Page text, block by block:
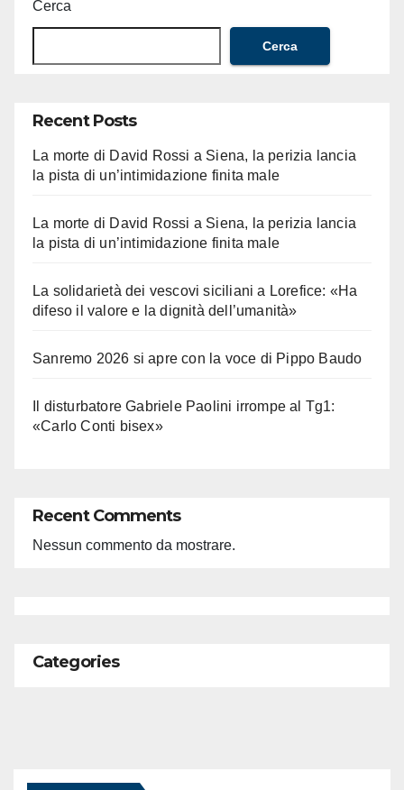
Cerca
Cerca
Recent Posts
La morte di David Rossi a Siena, la perizia lancia
la pista di un’intimidazione finita male
La morte di David Rossi a Siena, la perizia lancia
la pista di un’intimidazione finita male
La solidarietà dei vescovi siciliani a Lorefice: «Ha
difeso il valore e la dignità dell’umanità»
Sanremo 2026 si apre con la voce di Pippo Baudo
Il disturbatore Gabriele Paolini irrompe al Tg1:
«Carlo Conti bisex»
Recent Comments
Nessun commento da mostrare.
Categories